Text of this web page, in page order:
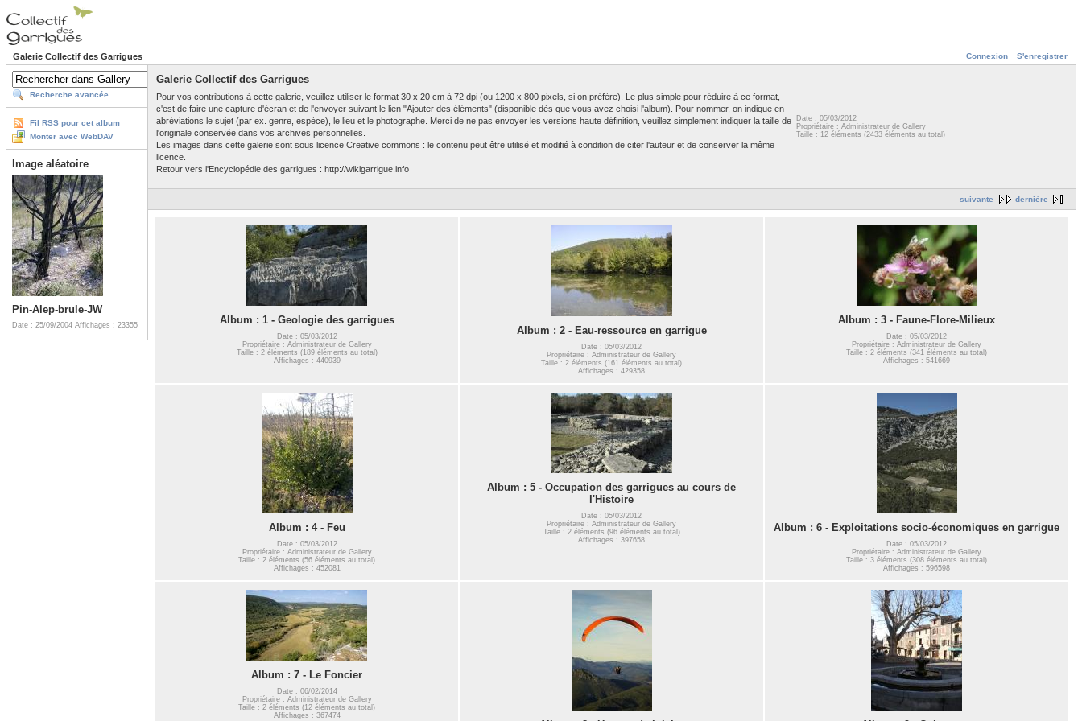
Connexion S'enregistrer
Galerie Collectif des Garrigues
Recherche avancée
Fil RSS pour cet album
Monter avec WebDAV
Image aléatoire
Pin-Alep-brule-JW
Date : 25/09/2004 Affichages : 23355
Galerie Collectif des Garrigues
Pour vos contributions à cette galerie, veuillez utiliser le format 30 x 20 cm à 72 dpi (ou 1200 x 800 pixels, si on préfère). Le plus simple pour réduire à ce format,
c'est de faire une capture d'écran et de l'envoyer suivant le lien "Ajouter des éléments" (disponible dès que vous avez choisi l'album). Pour nommer, on indique en
abréviations le sujet (par ex. genre, espèce), le lieu et le photographe. Merci de ne pas envoyer les versions haute définition, veuillez simplement indiquer la taille de
l'originale conservée dans vos archives personnelles.
Les images dans cette galerie sont sous licence Creative commons : le contenu peut être utilisé et modifié à condition de citer l'auteur et de conserver la même
licence.
Retour vers l'Encyclopédie des garrigues : http://wikigarrigue.info
Date : 05/03/2012
Propriétaire : Administrateur de Gallery
Taille : 12 éléments (2433 éléments au total)
suivante dernière
Album : 1 - Geologie des garrigues
Date : 05/03/2012
Propriétaire : Administrateur de Gallery
Taille : 2 éléments (189 éléments au total)
Affichages : 440939
Album : 2 - Eau-ressource en garrigue
Date : 05/03/2012
Propriétaire : Administrateur de Gallery
Taille : 2 éléments (161 éléments au total)
Affichages : 429358
Album : 3 - Faune-Flore-Milieux
Date : 05/03/2012
Propriétaire : Administrateur de Gallery
Taille : 2 éléments (341 éléments au total)
Affichages : 541669
Album : 4 - Feu
Date : 05/03/2012
Propriétaire : Administrateur de Gallery
Taille : 2 éléments (56 éléments au total)
Affichages : 452081
Album : 5 - Occupation des garrigues au cours de
l'Histoire
Date : 05/03/2012
Propriétaire : Administrateur de Gallery
Taille : 2 éléments (96 éléments au total)
Affichages : 397658
Album : 6 - Exploitations socio-économiques en garrigue
Date : 05/03/2012
Propriétaire : Administrateur de Gallery
Taille : 3 éléments (308 éléments au total)
Affichages : 596598
Album : 7 - Le Foncier
Date : 06/02/2014
Propriétaire : Administrateur de Gallery
Taille : 2 éléments (12 éléments au total)
Affichages : 367474